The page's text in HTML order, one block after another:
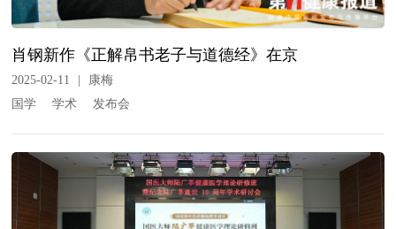
肖钢新作《正解帛书老子与道德经》在京
2025-02-11
康梅
国学
学术 发布会